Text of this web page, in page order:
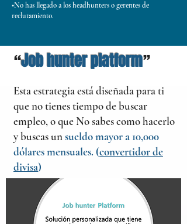
•No has llegado a los headhunters o gerentes de
reclutamiento.
“Job hunter platform”
Esta estrategia está diseñada para ti
que no tienes tiempo de buscar
empleo, o que No sabes como hacerlo
y buscas unsueldo mayor a 10,000
dólares mensuales. (convertidor de
divisa)